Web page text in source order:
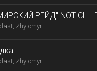
РЕЙД" NOT
Zhytomyr
Zhytomyr